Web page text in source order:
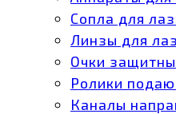
Сопла для
Линзы для
Очки
Ролики
Каналы